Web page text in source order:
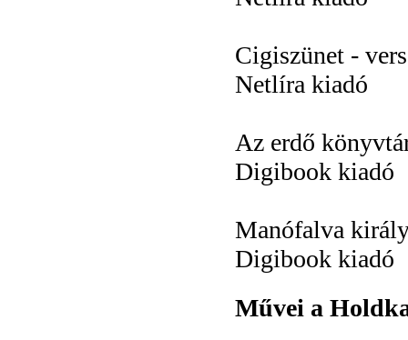
Cigiszünet -
Netlíra kiadó
Az erdő
Digibook kiadó
Manófalva
Digibook kiadó
Művei a